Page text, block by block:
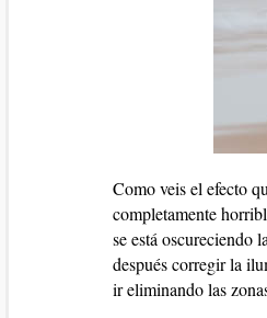
Como veis el efecto
completamente
se está oscureciendo
después corregir la
ir eliminando las